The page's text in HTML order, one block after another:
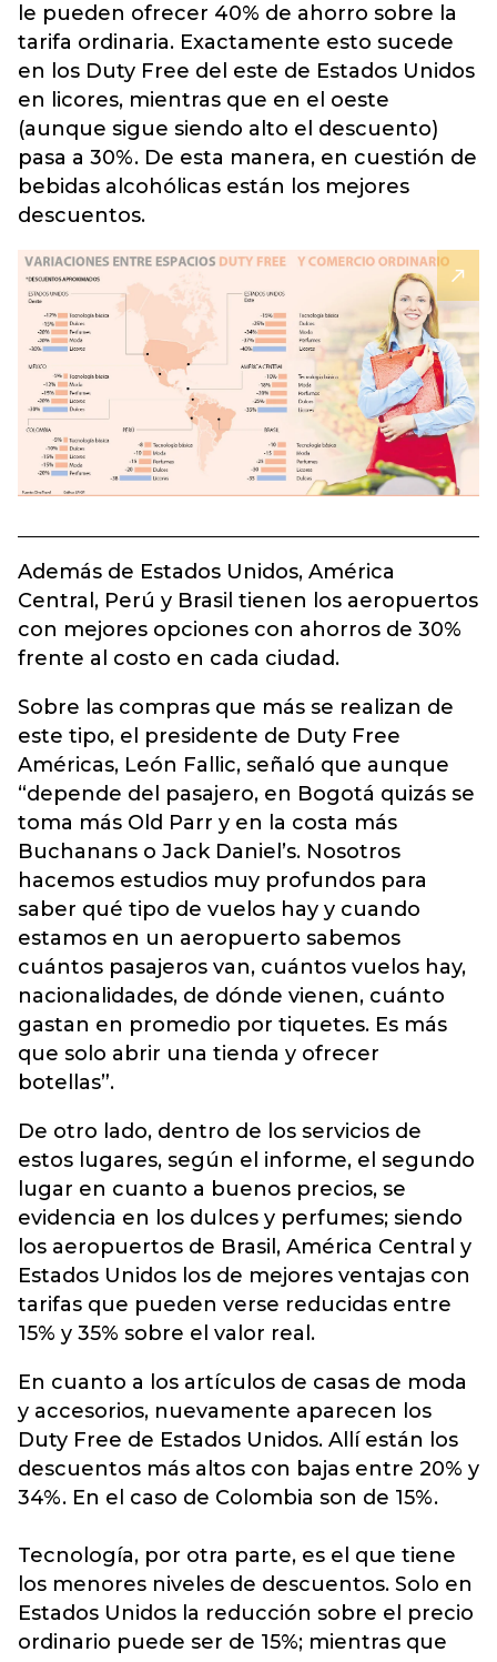
le pueden ofrecer 40% de ahorro sobre la
tarifa ordinaria. Exactamente esto sucede
en los Duty Free del este de Estados Unidos
en licores, mientras que en el oeste
(aunque sigue siendo alto el descuento)
pasa a 30%. De esta manera, en cuestión de
bebidas alcohólicas están los mejores
descuentos.
Además de Estados Unidos, América
Central, Perú y Brasil tienen los aeropuertos
con mejores opciones con ahorros de 30%
frente al costo en cada ciudad.
Sobre las compras que más se realizan de
este tipo, el presidente de Duty Free
Américas, León Fallic, señaló que aunque
“depende del pasajero, en Bogotá quizás se
toma más Old Parr y en la costa más
Buchanans o Jack Daniel’s. Nosotros
hacemos estudios muy profundos para
saber qué tipo de vuelos hay y cuando
estamos en un aeropuerto sabemos
cuántos pasajeros van, cuántos vuelos hay,
nacionalidades, de dónde vienen, cuánto
gastan en promedio por tiquetes. Es más
que solo abrir una tienda y ofrecer
botellas”.
De otro lado, dentro de los servicios de
estos lugares, según el informe, el segundo
lugar en cuanto a buenos precios, se
evidencia en los dulces y perfumes; siendo
los aeropuertos de Brasil, América Central y
Estados Unidos los de mejores ventajas con
tarifas que pueden verse reducidas entre
15% y 35% sobre el valor real.
En cuanto a los artículos de casas de moda
y accesorios, nuevamente aparecen los
Duty Free de Estados Unidos. Allí están los
descuentos más altos con bajas entre 20% y
34%. En el caso de Colombia son de 15%.
Tecnología, por otra parte, es el que tiene
los menores niveles de descuentos. Solo en
Estados Unidos la reducción sobre el precio
ordinario puede ser de 15%; mientras que